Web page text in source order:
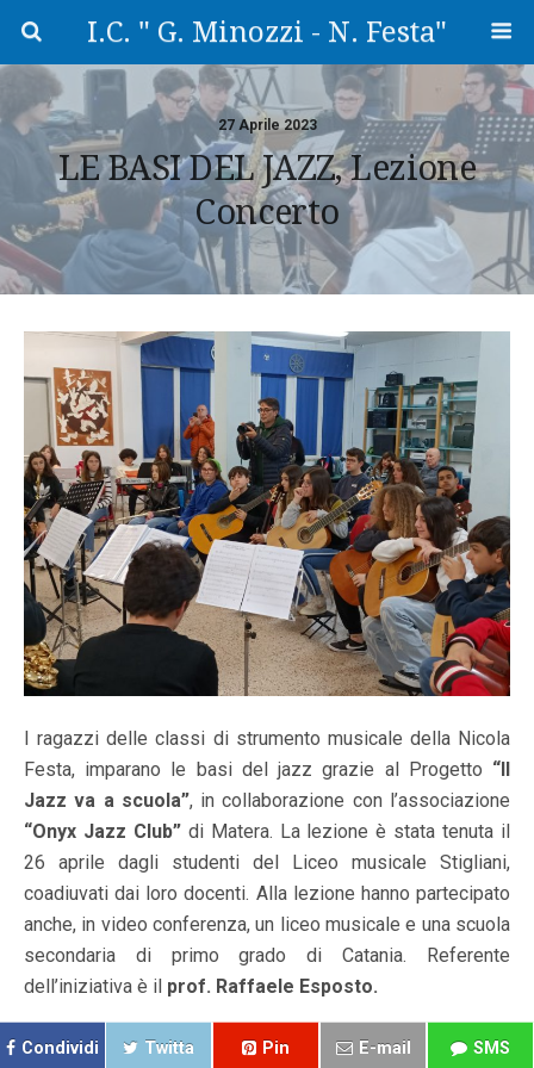
I.C. " G. Minozzi - N. Festa"
27 Aprile 2023
LE BASI DEL JAZZ, Lezione
Concerto
I ragazzi delle classi di strumento musicale della Nicola
Festa, imparano le basi del jazz grazie al Progetto “Il
Jazz va a scuola”, in collaborazione con l’associazione
“Onyx Jazz Club”di Matera. La lezione è stata tenuta il
26 aprile dagli studenti del Liceo musicale Stigliani,
coadiuvati dai loro docenti. Alla lezione hanno partecipato
anche, in video conferenza, un liceo musicale e una scuola
secondaria di primo grado di Catania. Referente
dell’iniziativa è il prof. Raffaele Esposto.
Condividi Twitta Pin E-mail SMS